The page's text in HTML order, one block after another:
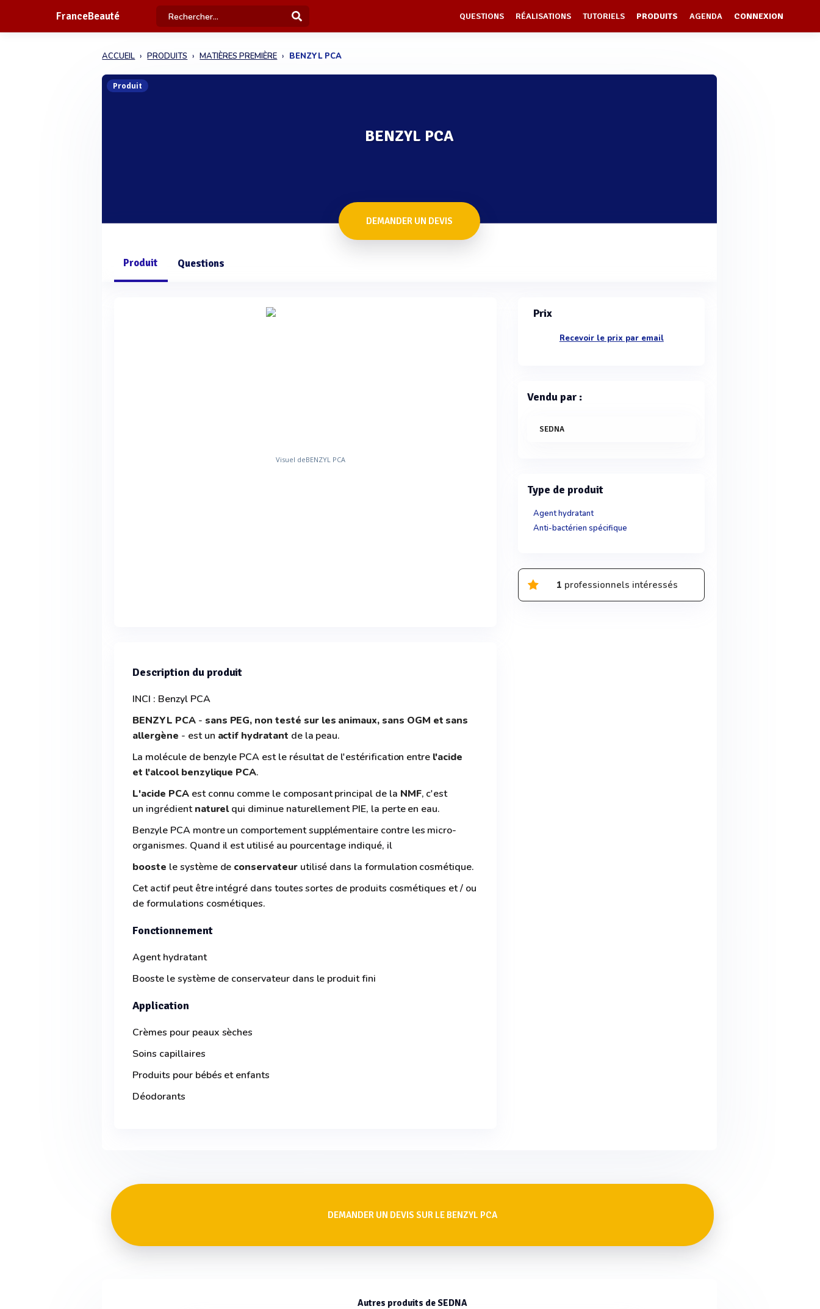
FranceBeauté QUESTIONS RÉALISATIONS TUTORIELS PRODUITS AGENDA CONNEXION
ACCUEIL PRODUITS MATIÈRES PREMIÈRE BENZYL PCA
Produit
BENZYL PCA
DEMANDER UN DEVIS
Produit Questions
Description du produit
INCI : Benzyl PCA
BENZYL PCA- sans PEG, non testé sur les animaux, sans OGM et sans
allergène - est un actif hydratant de la peau.
La molécule de benzyle PCA est le résultat de l'estérification entre l'acide
et l'alcool benzylique PCA.
L'acide PCAest connu comme le composant principal de la NMF, c'est
un ingrédientnaturelqui diminue naturellement PIE, la perte en eau.
Benzyle PCA montre un comportement supplémentaire contre les micro-
organismes. Quand il est utilisé au pourcentage indiqué, il
booste le système de conservateurutilisé dans la formulation cosmétique.
Cet actif peut être intégré dans toutes sortes de produits cosmétiques et / ou
de formulations cosmétiques.
Fonctionnement
Agent hydratant
Booste le système de conservateur dans le produit fini
Application
Crèmes pour peaux sèches
Soins capillaires
Produits pour bébés et enfants
Déodorants
Prix
Recevoir le prix par email
Vendu par :
SEDNA
Type de produit
Agent hydratant
Anti-bactérien spécifique
1 professionnels intéressés
DEMANDER UN DEVIS SUR LE BENZYL PCA
Autres produits de SEDNA